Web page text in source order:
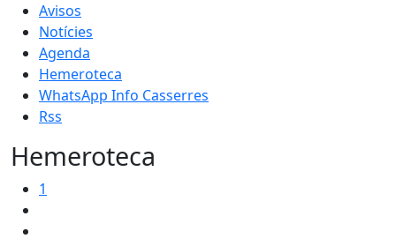
Avisos
Notícies
Agenda
Hemeroteca
WhatsApp Info Casserres
Rss
Hemeroteca
1